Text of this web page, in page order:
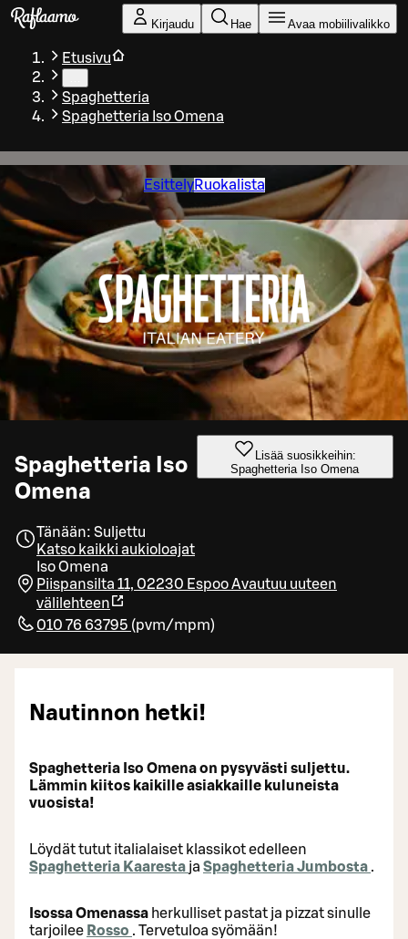
Siirry pääsisältöön
Kirjaudu Hae Avaa mobiilivalikko
Etusivu
Spaghetteria
Spaghetteria Iso Omena
EsittelyRuokalista
Spaghetteria Iso
Omena
Lisää suosikkeihin:
Spaghetteria Iso Omena
Tänään: Suljettu
Katso kaikki aukioloajat
Iso Omena
Piispansilta 11, 02230 EspooAvautuu uuteen
välilehteen
010 76 63795 (pvm/mpm)
Nautinnon hetki!
Spaghetteria Iso Omena on pysyvästi suljettu.
Lämmin kiitos kaikille asiakkaille kuluneista
vuosista!
Löydät tutut italialaiset klassikot edelleen
Spaghetteria Kaaresta ja Spaghetteria Jumbosta .
Isossa Omenassa herkulliset pastat ja pizzat sinulle
tarjoilee Rosso . Tervetuloa syömään!